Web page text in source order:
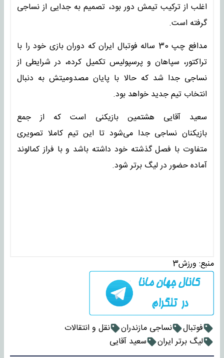
اغلب از ترکیب تیمش دور بود، تصمیم به جدایی از نساجی
گرفته است.
مدافع چپ 30 ساله فوتبال ایران که دوران بازی خود را با
تراکتور، سپاهان و پرسپولیس تکمیل کرده، در شرایطی از
نساجی جدا شد که حالا با پایان مصدومیتش به دنبال
انتخاب تیم جدید خواهد بود.
سعید آقایی هشتمین بازیکنی است که از جمع
بازیکنان نساجی جدا می‌شود تا این تیم کاملا تصویری
متفاوت با فصل گذشته خود داشته باشد و با فراز کمالوند
آماده حضور در لیگ برتر شود.
منبع: ورزش3
فوتبال نساجی مازندران
نقل و انتقالات
لیگ برتر ایران
سعید آقایی